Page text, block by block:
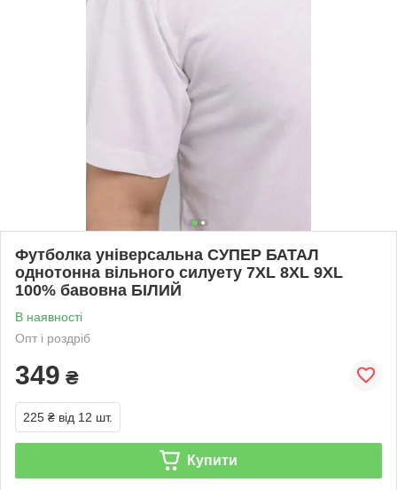
Футболка універсальна СУПЕР БАТАЛ
однотонна вільного силуету 7XL 8XL 9XL
100% бавовна БІЛИЙ
В наявності
Опт і роздріб
349 ₴
225 ₴ від 12 шт.
Купити